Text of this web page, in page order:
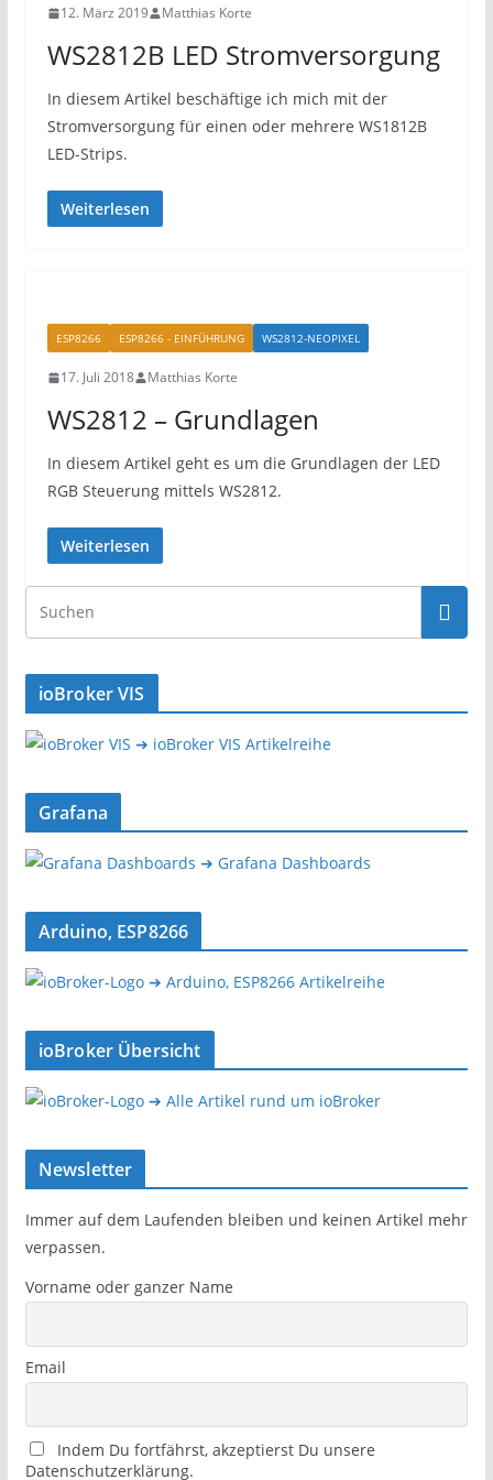
12. März 2019 Matthias Korte
WS2812B LED Stromversorgung
In diesem Artikel beschäftige ich mich mit der
Stromversorgung für einen oder mehrere WS1812B
LED-Strips.
Weiterlesen
ESP8266 ESP8266 - EINFÜHRUNG WS2812-NEOPIXEL
17. Juli 2018 Matthias Korte
WS2812 – Grundlagen
In diesem Artikel geht es um die Grundlagen der LED
RGB Steuerung mittels WS2812.
Weiterlesen
ioBroker VIS
➔ ioBroker VIS Artikelreihe
Grafana
➔ Grafana Dashboards
Arduino, ESP8266
➔ Arduino, ESP8266 Artikelreihe
ioBroker Übersicht
➔ Alle Artikel rund um ioBroker
Newsletter
Immer auf dem Laufenden bleiben und keinen Artikel mehr
verpassen.
Vorname oder ganzer Name
Email
Indem Du fortfährst, akzeptierst Du unsere
Datenschutzerklärung.